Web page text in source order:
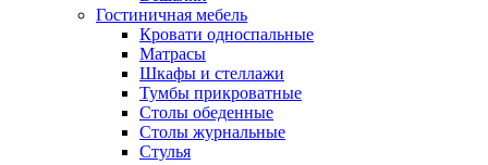
Гостиничная мебель
Кровати односпальные
Матрасы
Шкафы и стеллажи
Тумбы прикроватные
Столы обеденные
Столы журнальные
Стулья